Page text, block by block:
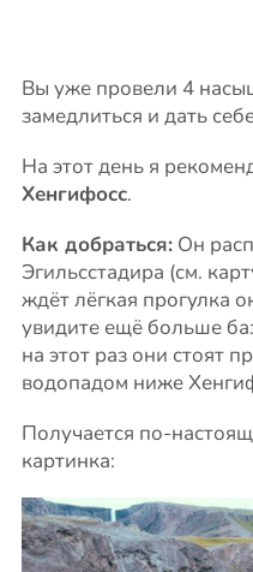
Вы уже провели 4
замедлиться и дать
На этот день я
Хенгифосс.
Как добраться:Он
Эгильсстадира (см.
ждёт лёгкая прогулка
увидите ещё больше
на этот раз они стоят
водопадом ниже
Получается по-
картинка: